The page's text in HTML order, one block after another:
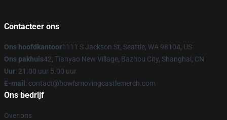
Contacteer ons
Ons hoofdkantoor1111 S Jackson St, Seattle, WA 98104, US
Ons pakhuis42, Tianyao New Village, Bazhou City, Shanghai, CN
Uur: 21.00 uur 5.00 uur
E-mail : contact@howlsmovingcastlemerch.com
Ons bedrijf
Over ons